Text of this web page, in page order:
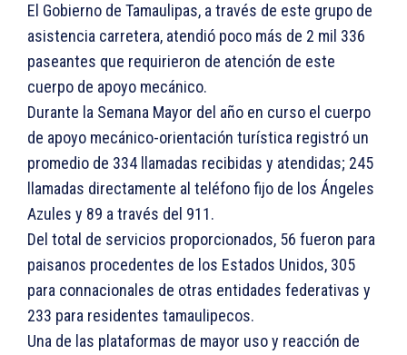
El Gobierno de Tamaulipas, a través de este grupo de
asistencia carretera, atendió poco más de 2 mil 336
paseantes que requirieron de atención de este
cuerpo de apoyo mecánico.
Durante la Semana Mayor del año en curso el cuerpo
de apoyo mecánico-orientación turística registró un
promedio de 334 llamadas recibidas y atendidas; 245
llamadas directamente al teléfono fijo de los Ángeles
Azules y 89 a través del 911.
Del total de servicios proporcionados, 56 fueron para
paisanos procedentes de los Estados Unidos, 305
para connacionales de otras entidades federativas y
233 para residentes tamaulipecos.
Una de las plataformas de mayor uso y reacción de